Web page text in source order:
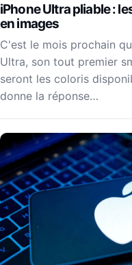
iPhone Ultra pliable :
en images
C'est le mois prochain
Ultra, son tout premier
seront les coloris
donne la réponse…